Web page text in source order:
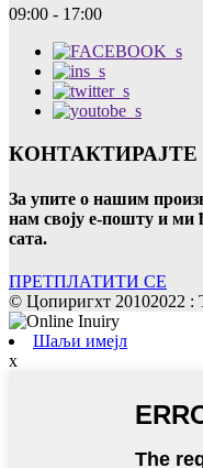
09:00 - 17:00
КОНТАКТИРАЈТЕ
За упите о нашим
нам своју е-пошту и ми
сата.
ПРЕТПЛАТИТИ СЕ
© Цопиригхт 20102022 :
Шаљи имејл
x